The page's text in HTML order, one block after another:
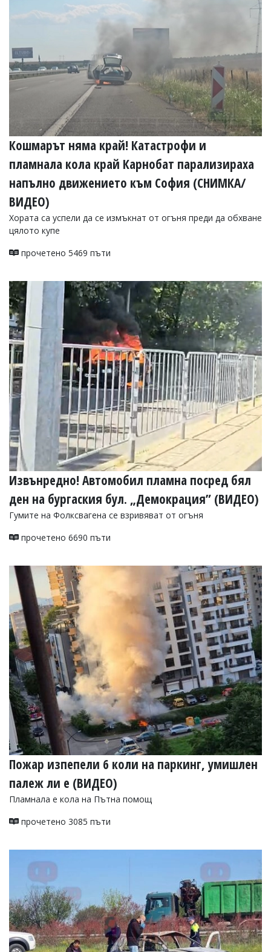
БИЗНЕС
ЮГ
email:
v.vasilev@flagman.bg
Катя
еmail: k.kassabova@flagman.bg
Главен
редактор:
Иван
email:
Коментарите
под
статиите
се
въвеждат
от
читателите
и
редакцията
не
носи
отговорност
за
тях!
Ако
откриете
обиден
за
вас
моля
сигнализирайте
ни!
Кошмарът няма край! Катастрофи и
пламнала кола край Карнобат парализираха
напълно движението към София (СНИМКА/
ВИДЕО)
Хората са успели да се измъкнат от огъня преди да обхване
цялото купе
прочетено 5469 пъти
Извънредно! Автомобил пламна посред бял
ден на бургаския бул. „Демокрация” (ВИДЕО)
Гумите на Фолксвагена се взривяват от огъня
прочетено 6690 пъти
Пожар изпепели 6 коли на паркинг, умишлен
палеж ли е (ВИДЕО)
Пламнала е кола на Пътна помощ
прочетено 3085 пъти